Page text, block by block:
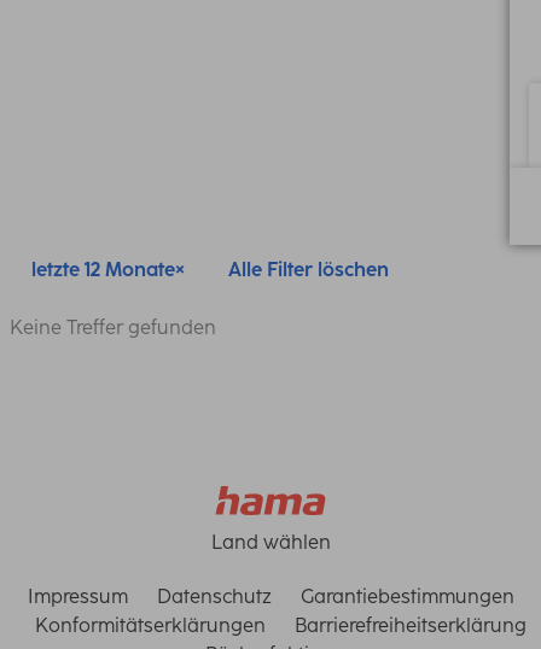
letzte 12 Monate Alle Filter löschen
Keine Treffer gefunden
Land wählen
Impressum Datenschutz
Garantiebestimmungen
Konformitätserklärungen
Barrierefreiheitserklärung